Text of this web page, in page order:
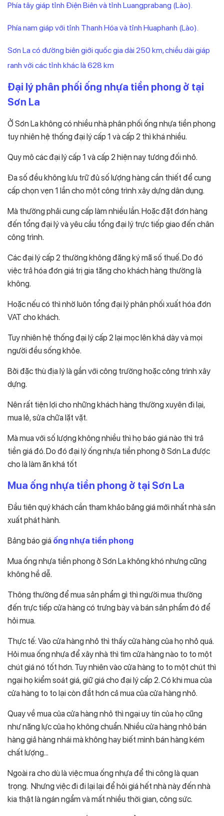
Phía tây giáp tỉnh Điện Biên và tỉnh Luangprabang (Lào).
Phía nam giáp với tỉnh Thanh Hóa và tỉnh Huaphanh (Lào).
Sơn La có đường biên giới quốc gia dài 250 km, chiều dài giáp
ranh với các tỉnh khác là 628 km
Đại lý phân phối ống nhựa tiền phong ở tại
Sơn La
Ở Sơn La không có nhiều nhà phân phối ống nhựa tiền phong
tuy nhiên hệ thống đại lý cấp 1 và cấp 2 thì khá nhiều.
Quy mô các đại lý cấp 1 và cấp 2 hiện nay tương đối nhỏ.
Đa số đều không lưu trữ đủ số lượng hàng cần thiết để cung
cấp chọn vẹn 1 lần cho một công trình xây dựng dân dụng.
Mà thường phải cung cấp làm nhiều lần. Hoặc đặt đơn hàng
đến tổng đại lý và yêu cầu tổng đại lý trực tiếp giao đến chân
công trình.
Các đại lý cấp 2 thường không đăng ký mã số thuế. Do đó
việc trả hóa đơn giá trị gia tăng cho khách hàng thường là
không.
Hoặc nếu có thì nhờ luôn tổng đại lý phân phối xuất hóa đơn
VAT cho khách.
Tuy nhiên hệ thống đại lý cấp 2 lại mọc lên khá dày và mọi
người đều sống khỏe.
Bởi đặc thù địa lý là gần với công trường hoặc công trình xây
dựng.
Nên rất tiện lợi cho những khách hàng thường xuyên đi lại,
mua lẻ, sửa chữa lặt vặt.
Mà mua với số lượng không nhiều thì họ báo giá nào thì trả
tiền giá đó. Do đó đại lý ống nhựa tiền phong ở Sơn La được
cho là làm ăn khá tốt
Mua ống nhựa tiền phong ở tại Sơn La
Đầu tiên quý khách cần tham khảo bảng giá mới nhất nhà sản
xuất phát hành.
Bảng báo giá ống nhựa tiền phong
Mua ống nhựa tiền phong ở Sơn La không khó nhưng cũng
không hề dễ.
Thông thường để mua sản phẩm gì thì người mua thường
đến trực tiếp cửa hàng có trưng bày và bán sản phẩm đó để
hỏi mua.
Thực tế: Vào cửa hàng nhỏ thì thấy cửa hàng của họ nhỏ quá.
Hỏi mua ống nhựa để xây nhà thì tìm cửa hàng nào to to một
chút giá nó tốt hơn. Tuy nhiên vào cửa hàng to to một chút thì
ngại họ kiểm soát giá, giữ giá cho đại lý cấp 2. Có khi mua của
cửa hàng to to lại còn đắt hơn cả mua của cửa hàng nhỏ.
Quay về mua của cửa hàng nhỏ thì ngại uy tín của họ cũng
như năng lực của họ không chuẩn. Nhiều cửa hàng nhỏ bán
hàng giả hàng nhái mà không hay biết mình bán hàng kém
chất lượng…
Ngoài ra cho dù là việc mua ống nhựa để thi công là quan
trọng. Nhưng việc đi đi lại lại để hỏi giá hết nhà này đến nhà
kia thật là ngán ngẩm và mất nhiều thời gian, công sức.